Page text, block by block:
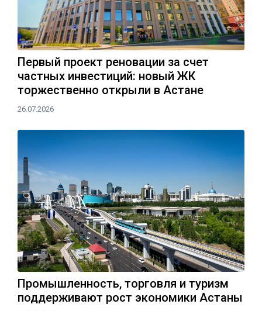
Первый проект реновации за счет
частных инвестиций: новый ЖК
торжественно открыли в Астане
26.07.2026
Промышленность, торговля и туризм
поддерживают рост экономики Астаны